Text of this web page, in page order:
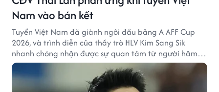
Nam vào bán kết
Tuyển Việt Nam đã giành ngôi đầu bảng A AFF Cup
2026, và trình diễn của thầy trò HLV Kim Sang Sik
nhanh chóng nhận được sự quan tâm từ người hâm
mộ Thái Lan.